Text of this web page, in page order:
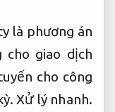
là phương án
cho giao dịch
cho công
Xử lý nhanh.